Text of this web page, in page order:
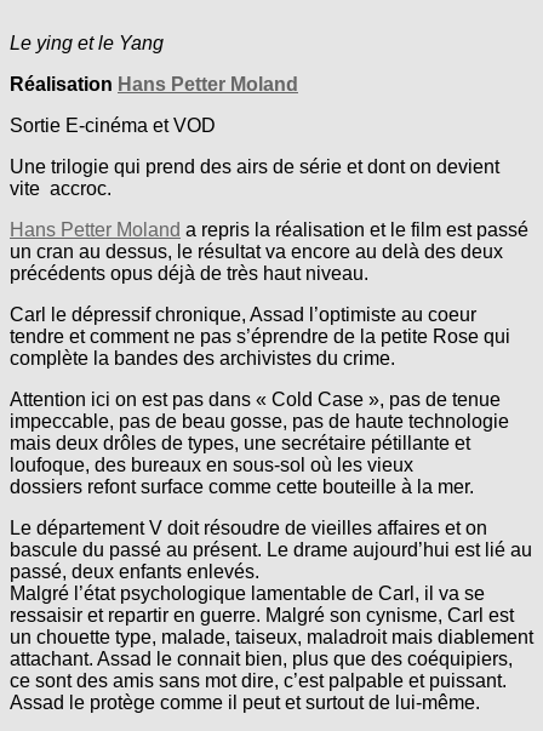
Le ying et le Yang
Réalisation Hans Petter Moland
Sortie E-cinéma et VOD
Une trilogie qui prend des airs de série et dont on devient
vite accroc.
Hans Petter Moland a repris la réalisation et le film est passé
un cran au dessus, le résultat va encore au delà des deux
précédents opus déjà de très haut niveau.
Carl le dépressif chronique, Assad l’optimiste au coeur
tendre et comment ne pas s’éprendre de la petite Rose qui
complète la bandes des archivistes du crime.
Attention ici on est pas dans « Cold Case », pas de tenue
impeccable, pas de beau gosse, pas de haute technologie
mais deux drôles de types, une secrétaire pétillante et
loufoque, des bureaux en sous-sol où les vieux
dossiers refont surface comme cette bouteille à la mer.
Le département V doit résoudre de vieilles affaires et on
bascule du passé au présent. Le drame aujourd’hui est lié au
passé, deux enfants enlevés.
Malgré l’état psychologique lamentable de Carl, il va se
ressaisir et repartir en guerre. Malgré son cynisme, Carl est
un chouette type, malade, taiseux, maladroit mais diablement
attachant. Assad le connait bien, plus que des coéquipiers,
ce sont des amis sans mot dire, c’est palpable et puissant.
Assad le protège comme il peut et surtout de lui-même.